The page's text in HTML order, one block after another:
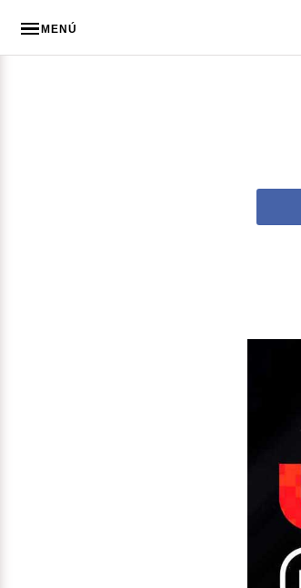
MENÚ